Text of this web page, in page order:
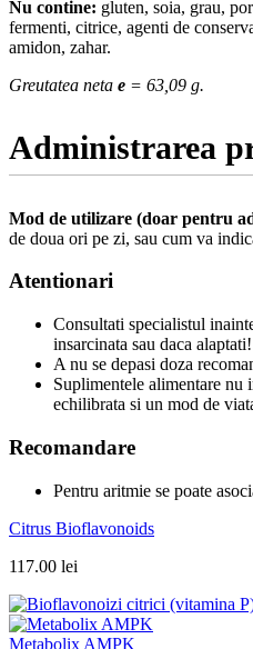
Nu contine: gluten, soia, grau,
fermenti, citrice, agenti de
amidon, zahar.
Greutatea neta e = 63,09 g.
Administrarea
Mod de utilizare (doar pentru
de doua ori pe zi, sau cum va
Atentionari
Consultati specialistul
insarcinata sau daca alaptati!
A nu se depasi doza
Suplimentele alimentare nu
echilibrata si un mod de
Recomandare
Pentru aritmie se poate
Citrus Bioflavonoids
117.00 lei
Metabolix AMPK